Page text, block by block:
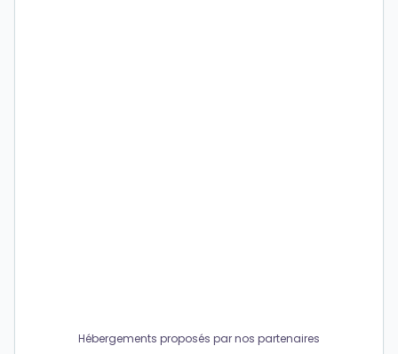
Hébergements proposés par nos partenaires